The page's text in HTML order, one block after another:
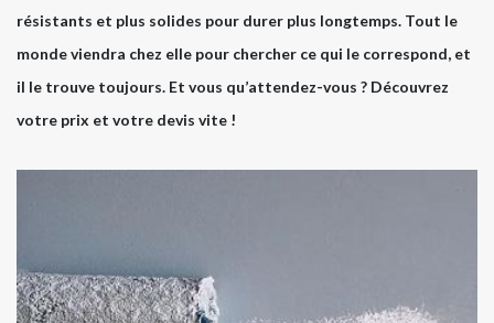
résistants et plus solides pour durer plus longtemps. Tout le
monde viendra chez elle pour chercher ce qui le correspond, et
il le trouve toujours. Et vous qu’attendez-vous ? Découvrez
votre prix et votre devis vite !